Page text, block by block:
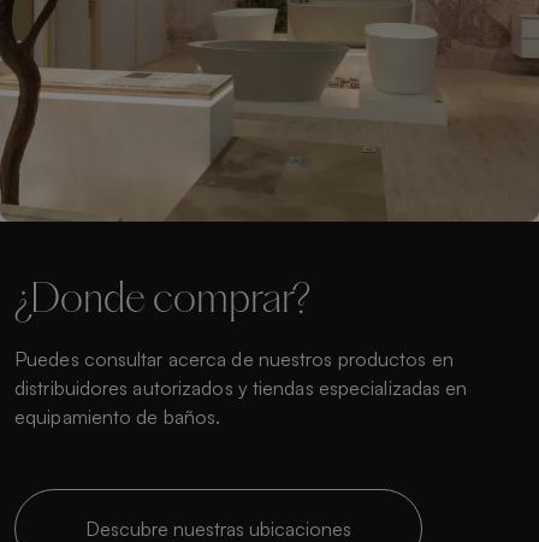
¿Donde comprar?
Puedes consultar acerca de nuestros productos en
distribuidores autorizados y tiendas especializadas en
equipamiento de baños.
Descubre nuestras ubicaciones